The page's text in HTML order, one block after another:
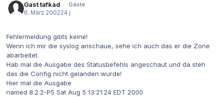
Gast tafkad
Gäste
6. März 200224 j
Fehlermeldung gibts keine!
Wenn ich mir die syslog anschaue, sehe ich auch das er die Zone
abarbeitet.
Hab mal die Ausgabe des Statusbefehls angeschaut und da steh
das die Config nicht gelanden wurde!
Hier mal die Ausgabe
named 8.2.2-P5 Sat Aug 5 13:21:24 EDT 2000